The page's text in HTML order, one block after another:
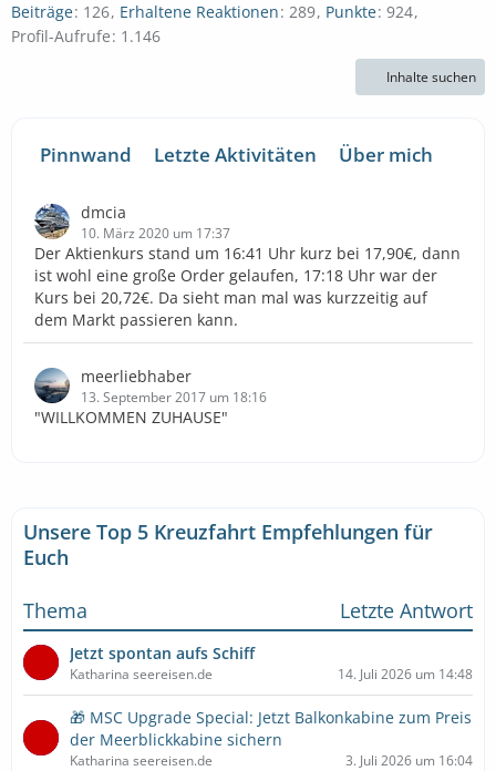
Beiträge 126 Erhaltene Reaktionen 289 Punkte 924
Profil-Aufrufe 1.146
Inhalte suchen
Pinnwand Letzte Aktivitäten Über mich
dmcia
10. März 2020 um 17:37
Der Aktienkurs stand um 16:41 Uhr kurz bei 17,90€, dann
ist wohl eine große Order gelaufen, 17:18 Uhr war der
Kurs bei 20,72€. Da sieht man mal was kurzzeitig auf
dem Markt passieren kann.
meerliebhaber
13. September 2017 um 18:16
"WILLKOMMEN ZUHAUSE"
Unsere Top 5 Kreuzfahrt Empfehlungen für
Euch
Thema
Letzte Antwort
Jetzt spontan aufs Schiff
Katharina seereisen.de 14. Juli 2026 um 14:48
🎁 MSC Upgrade Special: Jetzt Balkonkabine zum Preis
der Meerblickkabine sichern
Katharina seereisen.de 3. Juli 2026 um 16:04